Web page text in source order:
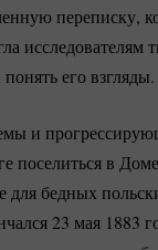
переписку,
исследователям
его взгляды.
и
поселиться в
бедных
23 мая 1883